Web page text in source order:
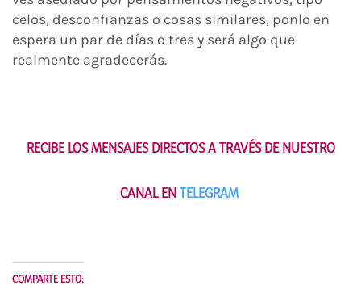
celos, desconfianzas o cosas similares, ponlo en
espera un par de días o tres y será algo que
realmente agradecerás.
RECIBE LOS MENSAJES DIRECTOS A TRAVÉS DE NUESTRO
CANAL ENTELEGRAM
COMPARTE ESTO: